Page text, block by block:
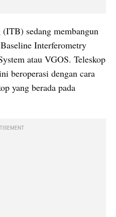
sedang membangun
Interferometry
atau VGOS. Teleskop
beroperasi dengan cara
yang berada pada